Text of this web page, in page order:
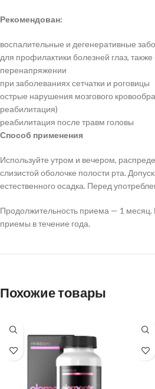
Рекомендован:
воспалительные и дегенеративные
для профилактики болезней глаз,
перенапряжении
при заболеваниях сетчатки и роговицы
острые нарушения мозгового
реабилитация)
реабилитация после травм головы
Способ применения
Используйте утром и вечером,
слизистой оболочке полости рта.
естественного осадка. Перед
Продолжительность приема — 1
приемы в течение года.
Похожие товары